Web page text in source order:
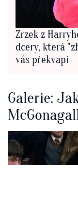
Zrzek z
dcery, která
vás překvapí
Galerie: